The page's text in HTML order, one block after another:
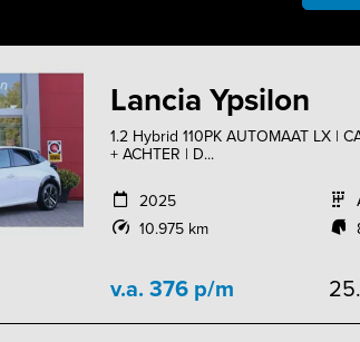
Lancia Ypsilon
1.2 Hybrid 110PK AUTOMAAT LX |
+ ACHTER | D...
2025
10.975 km
v.a. 376 p/m